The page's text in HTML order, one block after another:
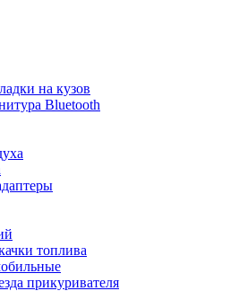
на кузов
Bluetooth
топлива
прикуривателя